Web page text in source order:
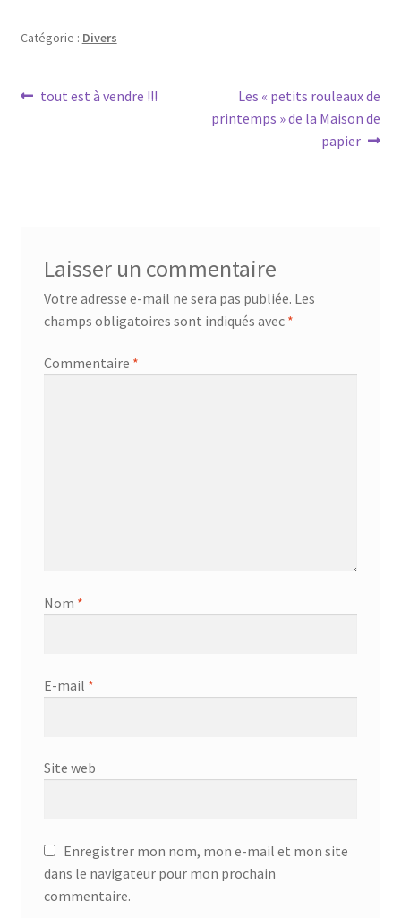
Catégorie : Divers
Navigation
Article
tout est à vendre !!!
Article
suivant :
Les « petits rouleaux de
printemps » de la Maison de
papier
Laisser un commentaire
Votre adresse e-mail ne sera pas publiée. Les
champs obligatoires sont indiqués avec *
Commentaire *
Nom *
E-mail *
Site web
Enregistrer mon nom, mon e-mail et mon site
dans le navigateur pour mon prochain
commentaire.